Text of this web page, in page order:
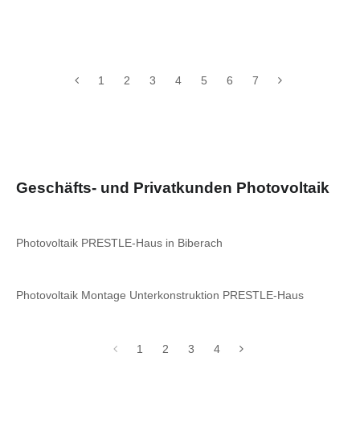
1 2 3 4 5 6 7
Geschäfts- und Privatkunden Photovoltaik
Photovoltaik PRESTLE-Haus in Biberach
Photovoltaik Montage Unterkonstruktion PRESTLE-Haus
1 2 3 4